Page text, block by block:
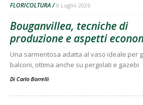
FLORICOLTURA 8 Luglio 2026
Bouganvillea, tecniche di
produzione e aspetti
Una sarmentosa adatta al vaso ideale per
balconi, ottima anche su pergolati e gazebi
Di Carlo Borrelli